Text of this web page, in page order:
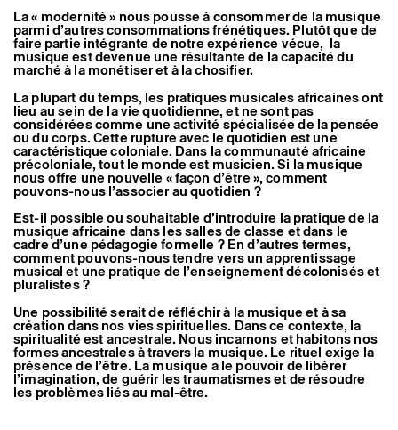
La « modernité » nous pousse à consommer de la musique
parmi d’autres consommations frénétiques. Plutôt que de
faire partie intégrante de notre expérience vécue, la
musique est devenue une résultante de la capacité du
marché à la monétiser et à la chosifier.
La plupart du temps, les pratiques musicales africaines ont
lieu au sein de la vie quotidienne, et ne sont pas
considérées comme une activité spécialisée de la pensée
ou du corps. Cette rupture avec le quotidien est une
caractéristique coloniale. Dans la communauté africaine
précoloniale, tout le monde est musicien. Si la musique
nous offre une nouvelle « façon d’être », comment
pouvons-nous l’associer au quotidien ?
Est-il possible ou souhaitable d’introduire la pratique de la
musique africaine dans les salles de classe et dans le
cadre d’une pédagogie formelle ? En d’autres termes,
comment pouvons-nous tendre vers un apprentissage
musical et une pratique de l’enseignement décolonisés et
pluralistes ?
Une possibilité serait de réfléchir à la musique et à sa
création dans nos vies spirituelles. Dans ce contexte, la
spiritualité est ancestrale. Nous incarnons et habitons nos
formes ancestrales à travers la musique. Le rituel exige la
présence de l’être. La musique a le pouvoir de libérer
l’imagination, de guérir les traumatismes et de résoudre
les problèmes liés au mal-être.